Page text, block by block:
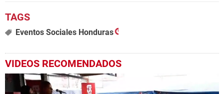
Eventos Sociales Honduras
VIDEOS RECOMENDADOS